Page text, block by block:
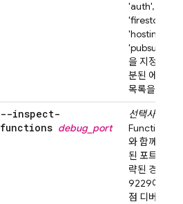
'auth',
'firestore',
'hosting' 또
'pubsub' 중
을 지정하여
분된 에뮬레
목록을 제공
--inspect-
functions debug_port
선택사항.
Functions
와 함께 사용
된 포트 또는
략된 경우 기
9229에서 함
점 디버깅을